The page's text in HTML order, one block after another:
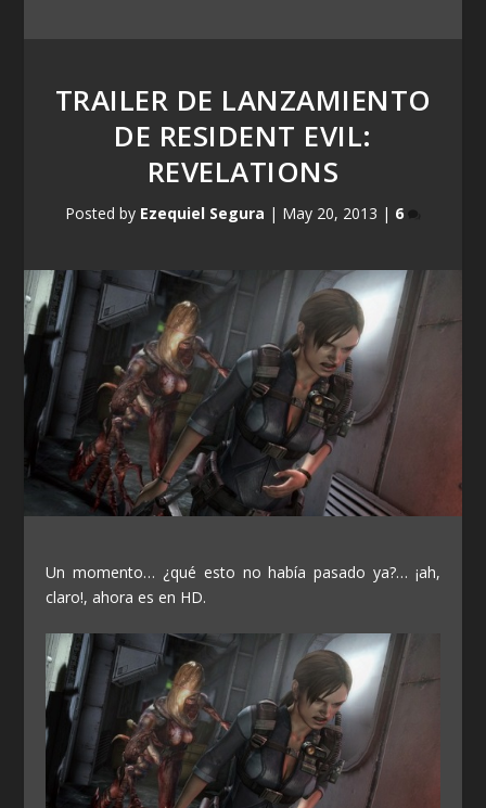
TRAILER DE LANZAMIENTO
DE RESIDENT EVIL:
REVELATIONS
Posted by Ezequiel Segura | May 20, 2013 | 6
Un momento… ¿qué esto no había pasado ya?… ¡ah,
claro!, ahora es en HD.